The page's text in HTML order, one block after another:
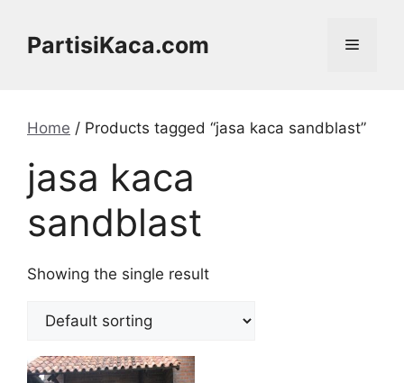
contentPartisiKaca.com Menu
Home / Products tagged “jasa kaca sandblast”
jasa kaca
sandblast
Showing the single result